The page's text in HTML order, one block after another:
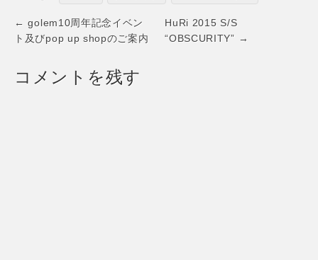
た
Post
navigation
← golem10周年記念イベン
ト及びpop up shopのご案内
HuRi 2015 S/S
“OBSCURITY” →
コメントを残す